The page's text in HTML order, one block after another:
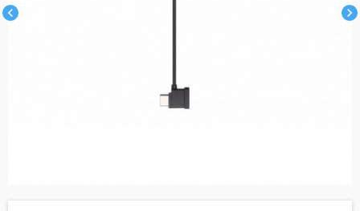
chevron_left chevron_right